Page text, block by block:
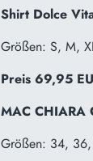
Shirt Dolce
Größen: S, M,
Preis 69,95
MAC CHIARA
Größen: 34,